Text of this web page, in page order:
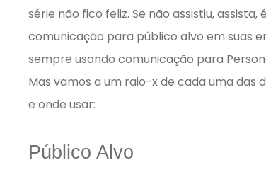
série não fico feliz. Se não assistiu, assista,
comunicação para público alvo em suas
sempre usando comunicação para
Mas vamos a um raio-x de cada uma
e onde usar:
Público Alvo